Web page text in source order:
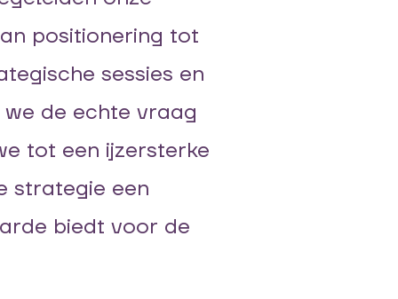
positionering tot
sessies en
de echte vraag
tot een ijzersterke
strategie een
biedt voor de